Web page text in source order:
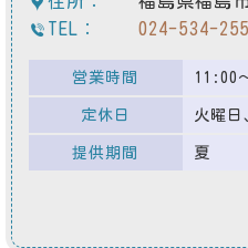
TEL：
024-534-
営業時間 11:00
定休日 火曜日
提供期間 夏